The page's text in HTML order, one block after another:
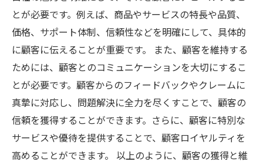
とが必要です。例えば、商品やサービスの特長や品質、
価格、サポート体制、信頼性などを明確にして、具体的
に顧客に伝えることが重要です。 また、顧客を維持する
ためには、顧客とのコミュニケーションを大切にするこ
とが必要です。顧客からのフィードバックやクレームに
真摯に対応し、問題解決に全力を尽くすことで、顧客の
信頼を獲得することができます。さらに、顧客に特別な
サービスや優待を提供することで、顧客ロイヤルティを
高めることができます。 以上のように、顧客の獲得と維